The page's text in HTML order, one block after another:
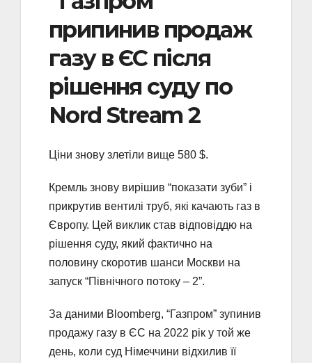
припинив продаж
газу в ЄС після
рішення суду по
Nord Stream 2
Ціни знову злетіли вище 580 $.
Кремль знову вирішив “показати зуби” і
прикрутив вентилі труб, які качають газ в
Європу. Цей виклик став відповіддю на
рішення суду, який фактично на
половину скоротив шанси Москви на
запуск “Північного потоку – 2”.
За даними Bloomberg, “Газпром” зупинив
продажу газу в ЄС на 2022 рік у той же
день, коли суд Німеччини відхилив її